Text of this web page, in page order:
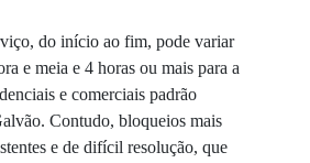
do início ao fim, pode variar
e meia e 4 horas ou mais para a
e comerciais padrão
Contudo, bloqueios mais
e de difícil resolução, que